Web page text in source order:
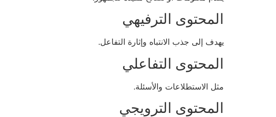
المحتوى الترفيهي
يهدف إلى جذب الانتباه وإثارة التفاعل.
المحتوى التفاعلي
مثل الاستطلاعات والأسئلة.
المحتوى الترويجي